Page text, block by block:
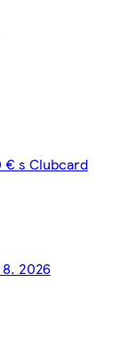
€ s Clubcard
2026